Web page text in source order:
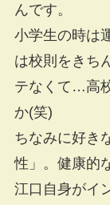
んです。
小学生の時は
は校則をきち
テなくて…高
か(笑)
ちなみに好き
性」。健康的
江口自身がイ